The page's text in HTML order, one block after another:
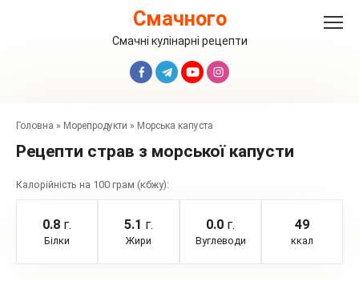
Смачного
Смачні кулінарні рецепти
Головна » Морепродукти » Морська капуста
Рецепти страв з морської капусти
Калорійність на 100 грам (кбжу):
0.8 г.
Білки
5.1 г.
Жири
0.0 г.
Вуглеводи
49
ккал